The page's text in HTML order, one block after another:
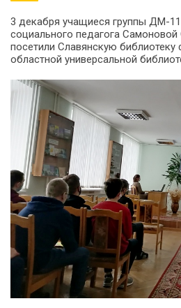
3 декабря учащиеся группы ДМ-
социального педагога
посетили Славянскую
областной универсальной